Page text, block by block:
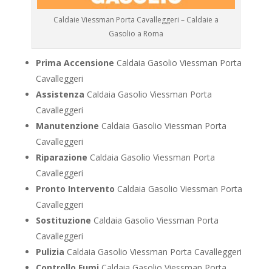
Caldaie Viessman Porta Cavalleggeri – Caldaie a
Gasolio a Roma
Prima Accensione Caldaia Gasolio Viessman Porta
Cavalleggeri
Assistenza Caldaia Gasolio Viessman Porta
Cavalleggeri
Manutenzione Caldaia Gasolio Viessman Porta
Cavalleggeri
Riparazione Caldaia Gasolio Viessman Porta
Cavalleggeri
Pronto Intervento Caldaia Gasolio Viessman Porta
Cavalleggeri
Sostituzione Caldaia Gasolio Viessman Porta
Cavalleggeri
Pulizia Caldaia Gasolio Viessman Porta Cavalleggeri